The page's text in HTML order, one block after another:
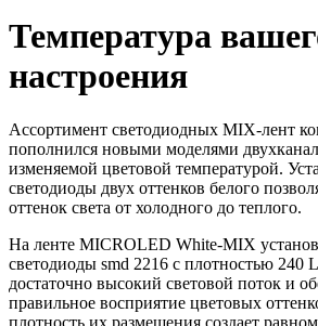
Температура
настроения
Ассортимент светодиодных MIX-лент
пополнился новыми моделями
изменяемой цветовой температурой.
светодиоды двух оттенков белого
оттенок света от холодного до теплого.
На ленте MICROLED White-MIX
светодиоды smd 2216 с плотностью 240
достаточно высокий световой поток и
правильное восприятие цветовых
плотность их размещения создает